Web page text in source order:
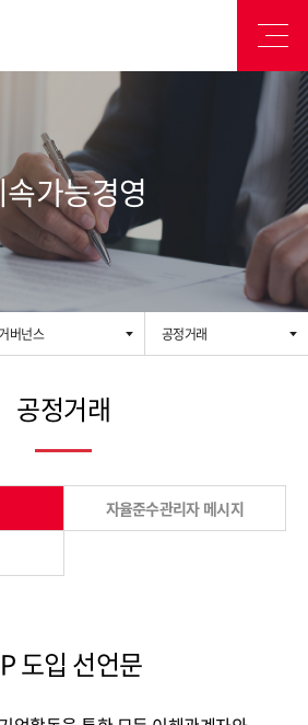
속가능경영
거버넌스 공정거래
공정거래
자율준수관리자 메시지
도입 선언문